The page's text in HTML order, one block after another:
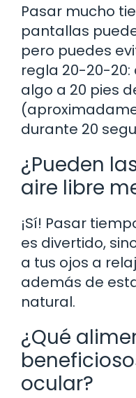
Pasar mucho
pantallas
pero puedes
regla 20-20-20:
algo a 20 pies
durante 20
¿Pueden
aire libre
¡Sí! Pasar
es divertido,
a tus ojos a
además de
natural.
¿Qué
ocular?